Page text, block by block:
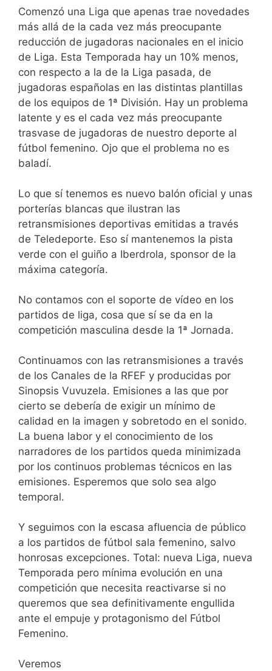
Comenzó una Liga que apenas trae novedades
más allá de la cada vez más preocupante
reducción de jugadoras nacionales en el inicio
de Liga. Esta Temporada hay un 10% menos,
con respecto a la de la Liga pasada, de
jugadoras españolas en las distintas plantillas
de los equipos de 1ª División. Hay un problema
latente y es el cada vez más preocupante
trasvase de jugadoras de nuestro deporte al
fútbol femenino. Ojo que el problema no es
baladí.
Lo que sí tenemos es nuevo balón oficial y unas
porterías blancas que ilustran las
retransmisiones deportivas emitidas a través
de Teledeporte. Eso sí mantenemos la pista
verde con el guiño a Iberdrola, sponsor de la
máxima categoría.
No contamos con el soporte de vídeo en los
partidos de liga, cosa que sí se da en la
competición masculina desde la 1ª Jornada.
Continuamos con las retransmisiones a través
de los Canales de la RFEF y producidas por
Sinopsis Vuvuzela. Emisiones a las que por
cierto se debería de exigir un mínimo de
calidad en la imagen y sobretodo en el sonido.
La buena labor y el conocimiento de los
narradores de los partidos queda minimizada
por los continuos problemas técnicos en las
emisiones. Esperemos que solo sea algo
temporal.
Y seguimos con la escasa afluencia de público
a los partidos de fútbol sala femenino, salvo
honrosas excepciones. Total: nueva Liga, nueva
Temporada pero mínima evolución en una
competición que necesita reactivarse si no
queremos que sea definitivamente engullida
ante el empuje y protagonismo del Fútbol
Femenino.
Veremos